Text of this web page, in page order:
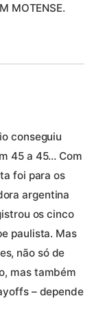
MOTENSE.
conseguiu
45 a 45… Com
foi para os
argentina
os cinco
paulista. Mas
não só de
mas também
– depende